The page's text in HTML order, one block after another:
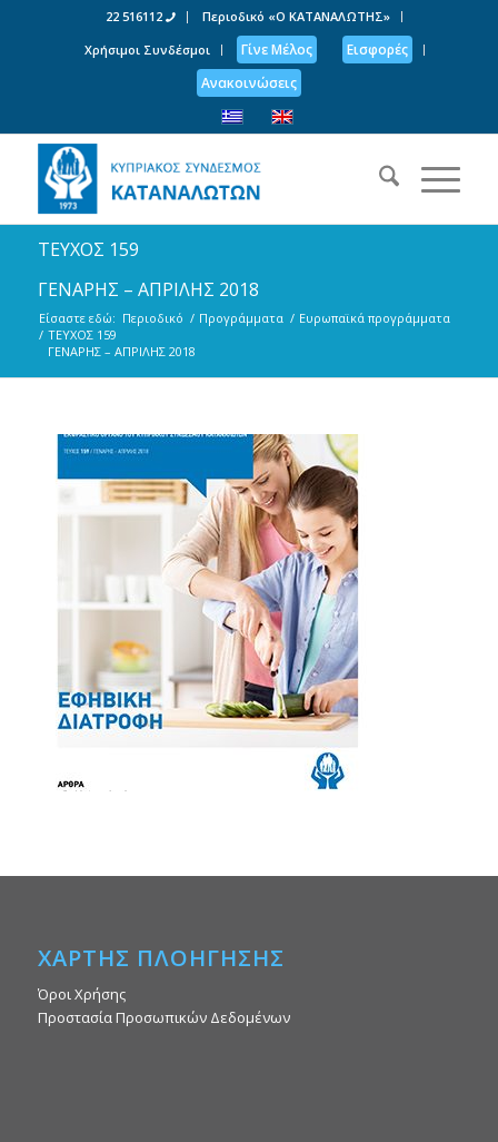
22 516112
Περιοδικό «Ο ΚΑΤΑΝΑΛΩΤΗΣ»
Χρήσιμοι Συνδέσμοι
Γίνε Μέλος
Εισφορές
Ανακοινώσεις
ΤΕΥΧΟΣ 159
ΓΕΝΑΡΗΣ – ΑΠΡΙΛΗΣ 2018
Είσαστε εδώ: Περιοδικό / Προγράμματα / Ευρωπαϊκά προγράμματα
/ ΤΕΥΧΟΣ 159
ΓΕΝΑΡΗΣ – ΑΠΡΙΛΗΣ 2018
ΧΑΡΤΗΣ ΠΛΟΗΓΗΣΗΣ
Όροι Χρήσης
Προστασία Προσωπικών Δεδομένων